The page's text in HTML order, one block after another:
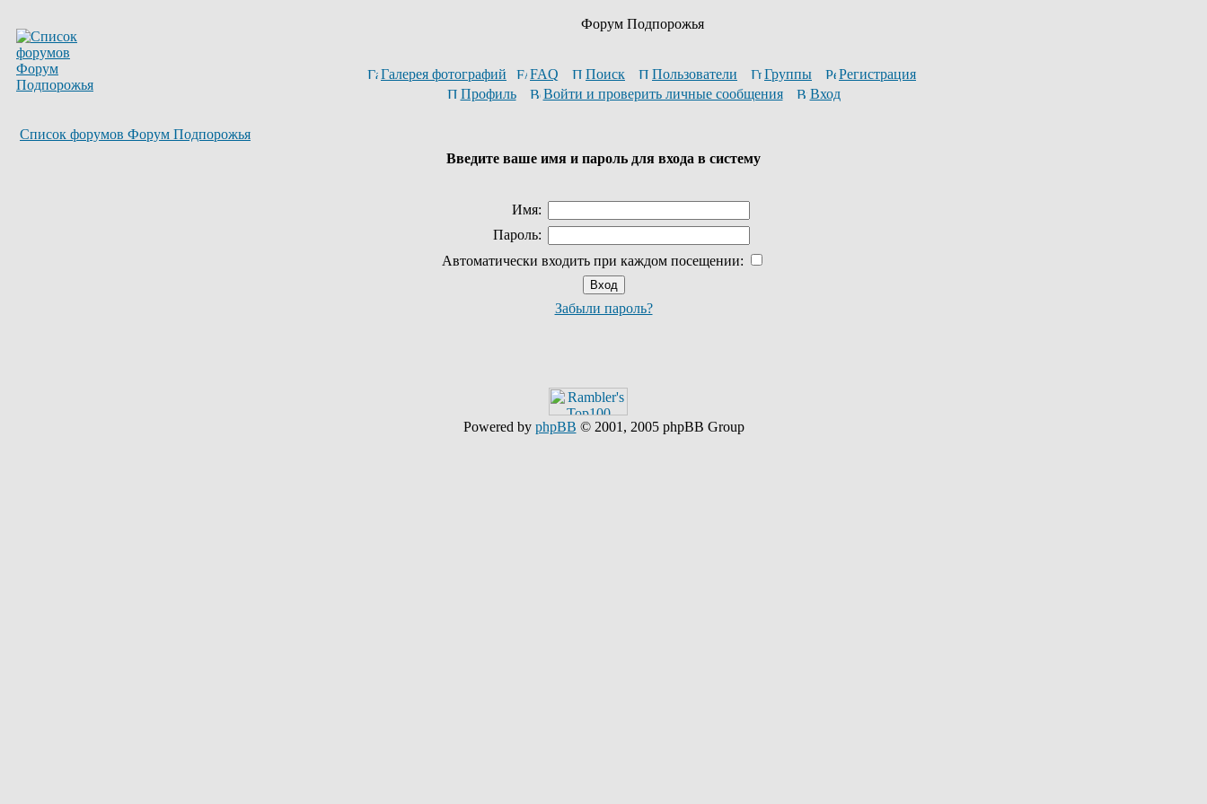
Форум Подпорожья
Галерея фотографий FAQ Поиск Пользователи Группы
Регистрация
Профиль
Войти и проверить личные сообщения Вход
Список форумов Форум Подпорожья
Введите ваше имя и пароль для входа в систему
Имя:
Пароль:
Автоматически входить при каждом посещении:
Забыли пароль?
Powered by phpBB © 2001, 2005 phpBB Group